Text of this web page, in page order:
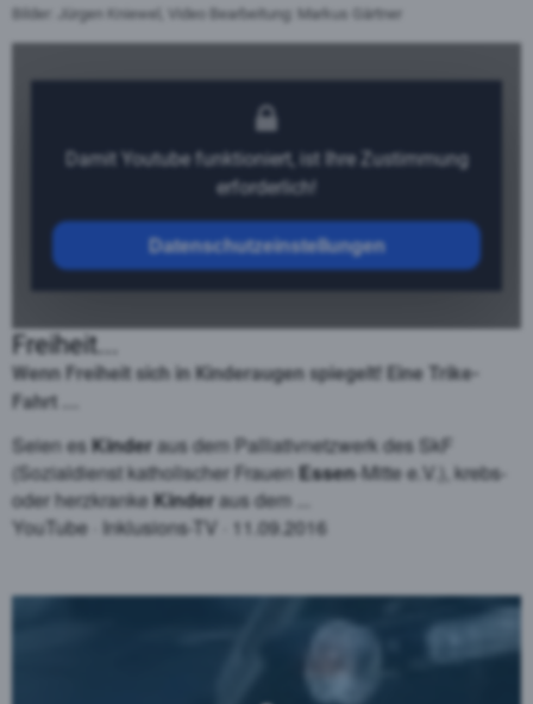
Bilder: Jürgen Kniewel,
Video Bearbeitung: Markus Gärtner
Damit Youtube funktioniert, ist Ihre Zustimmung
erforderlich!
Datenschutzeinstellungen
Freiheit...
Wenn Freiheit sich in Kinderaugen spiegelt! Eine Trike-
Fahrt ...
Seien esKinderaus dem Palliativnetzwerk des SkF
(Sozialdienst katholischer Frauen Essen-Mitte e.V.), krebs-
oder herzkrankeKinderaus dem ...
YouTube · Inklusions-TV · 11.09.2016